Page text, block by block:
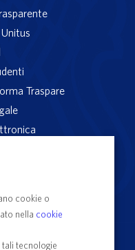
Traspare
cookie o
nella cookie
tali tecnologie